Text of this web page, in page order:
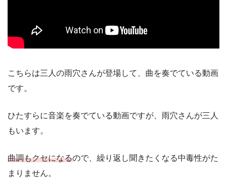
こちらは三人の雨穴さんが登場して、曲を奏でている動画
です。
ひたすらに音楽を奏でている動画ですが、雨穴さんが三人
もいます。
曲調もクセになるので、繰り返し聞きたくなる中毒性がた
まりません。